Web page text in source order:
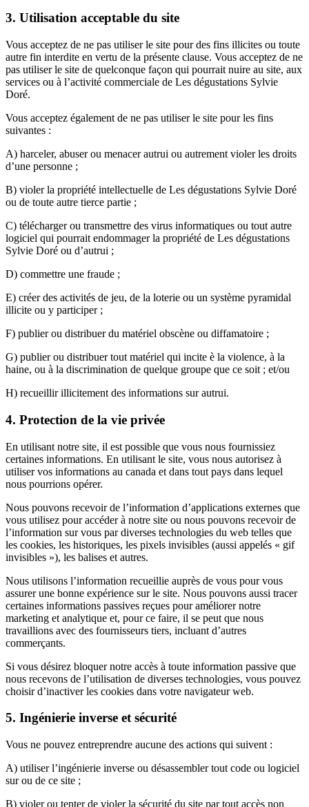
3. Utilisation acceptable du site
Vous acceptez de ne pas utiliser le site pour des fins illicites ou toute
autre fin interdite en vertu de la présente clause. Vous acceptez de ne
pas utiliser le site de quelconque façon qui pourrait nuire au site, aux
services ou à l’activité commerciale de Les dégustations Sylvie
Doré.
Vous acceptez également de ne pas utiliser le site pour les fins
suivantes :
A) harceler, abuser ou menacer autrui ou autrement violer les droits
d’une personne ;
B) violer la propriété intellectuelle de Les dégustations Sylvie Doré
ou de toute autre tierce partie ;
C) télécharger ou transmettre des virus informatiques ou tout autre
logiciel qui pourrait endommager la propriété de Les dégustations
Sylvie Doré ou d’autrui ;
D) commettre une fraude ;
E) créer des activités de jeu, de la loterie ou un système pyramidal
illicite ou y participer ;
F) publier ou distribuer du matériel obscène ou diffamatoire ;
G) publier ou distribuer tout matériel qui incite è la violence, à la
haine, ou à la discrimination de quelque groupe que ce soit ; et/ou
H) recueillir illicitement des informations sur autrui.
4. Protection de la vie privée
En utilisant notre site, il est possible que vous nous fournissiez
certaines informations. En utilisant le site, vous nous autorisez à
utiliser vos informations au canada et dans tout pays dans lequel
nous pourrions opérer.
Nous pouvons recevoir de l’information d’applications externes que
vous utilisez pour accéder à notre site ou nous pouvons recevoir de
l’information sur vous par diverses technologies du web telles que
les cookies, les historiques, les pixels invisibles (aussi appelés « gif
invisibles »), les balises et autres.
Nous utilisons l’information recueillie auprès de vous pour vous
assurer une bonne expérience sur le site. Nous pouvons aussi tracer
certaines informations passives reçues pour améliorer notre
marketing et analytique et, pour ce faire, il se peut que nous
travaillions avec des fournisseurs tiers, incluant d’autres
commerçants.
Si vous désirez bloquer notre accès à toute information passive que
nous recevons de l’utilisation de diverses technologies, vous pouvez
choisir d’inactiver les cookies dans votre navigateur web.
5. Ingénierie inverse et sécurité
Vous ne pouvez entreprendre aucune des actions qui suivent :
A) utiliser l’ingénierie inverse ou désassembler tout code ou logiciel
sur ou de ce site ;
B) violer ou tenter de violer la sécurité du site par tout accès non